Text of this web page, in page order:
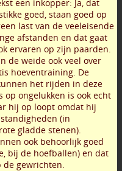
een inkopper: Ja, dat
goed, staan goed op
last van de veeleisende
afstanden en dat gaat
ervaren op zijn paarden.
de weide ook veel over
hoeventraining. De
het rijden in deze
op ongelukken is ook echt
hij op loopt omdat hij
(in
gladde stenen).
ook behoorlijk goed
bij de hoefballen) en dat
de gewrichten.